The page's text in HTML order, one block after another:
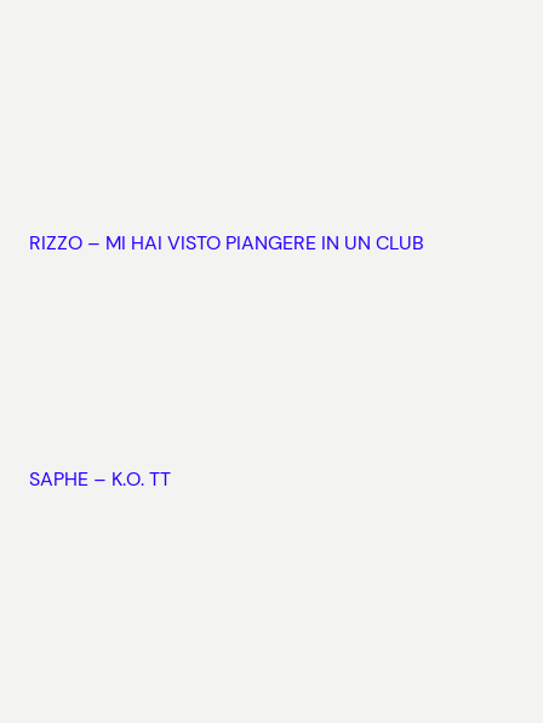
RIZZO – MI HAI VISTO PIANGERE IN UN CLUB
SAPHE – K.O. TT